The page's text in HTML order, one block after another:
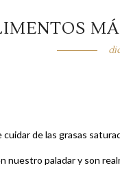
de las grasas
nuestro paladar y son